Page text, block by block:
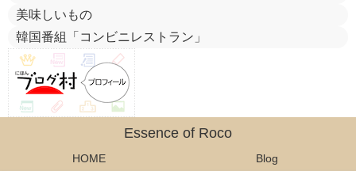
美味しいもの
韓国番組「コンビニレストラン」
Essence of Roco
HOME
Blog